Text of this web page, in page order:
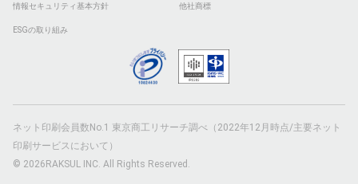
情報セキュリティ基本方針 他社商標
ESGの取り組み
ネット印刷会員数No.1 東京商工リサーチ調べ（2022年12月時点/主要ネット
印刷サービスにおいて）
© 2026RAKSUL INC. All Rights Reserved.